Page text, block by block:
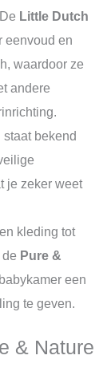
Little Dutch
eenvoud en
waardoor ze
andere
staat bekend
je zeker weet
kleding tot
Pure &
een
te geven.
& Nature